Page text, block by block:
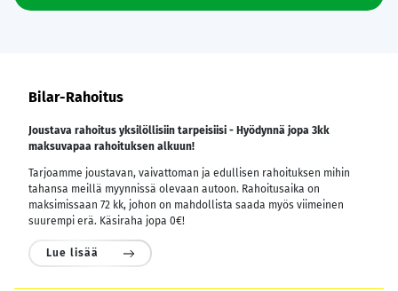
Bilar-Rahoitus
Joustava rahoitus yksilöllisiin tarpeisiisi - Hyödynnä jopa 3kk
maksuvapaa rahoituksen alkuun!
Tarjoamme joustavan, vaivattoman ja edullisen rahoituksen mihin
tahansa meillä myynnissä olevaan autoon. Rahoitusaika on
maksimissaan 72 kk, johon on mahdollista saada myös viimeinen
suurempi erä. Käsiraha jopa 0€!
Lue lisää